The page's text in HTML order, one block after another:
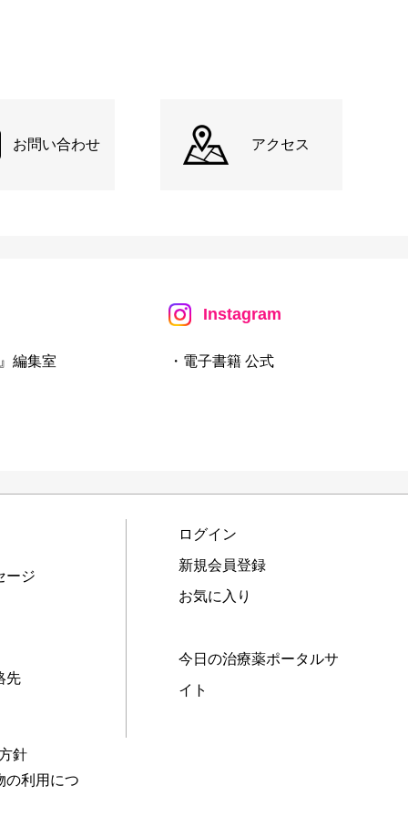
お問い合わせ アクセス
編集室
Instagram
・電子書籍 公式
ージ
先
針
の利用につ
ログイン
新規会員登録
お気に入り
今日の治療薬ポータルサ
イト